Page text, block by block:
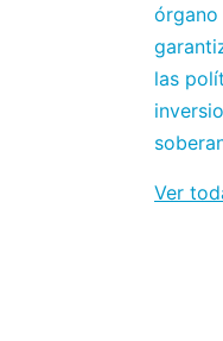
órgano
las
Ver